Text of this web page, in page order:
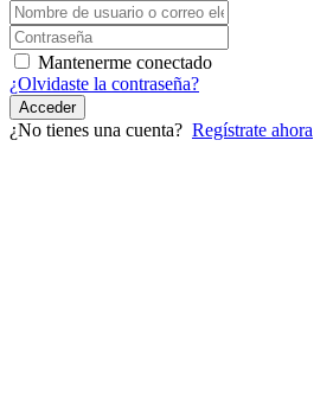
Mantenerme conectado
¿Olvidaste la contraseña?
Acceder
¿No tienes una cuenta? Regístrate ahora